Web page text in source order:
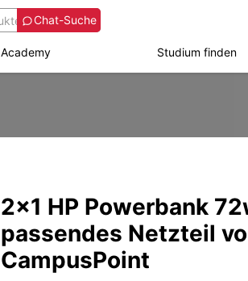
Chat-Suche
Academy Studium finden
2x1 HP Powerbank
passendes Netzteil
CampusPoint